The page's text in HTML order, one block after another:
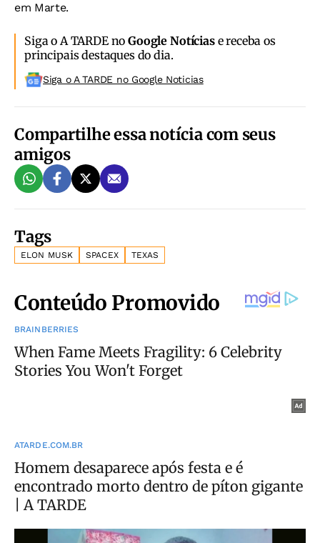
em Marte.
Siga o A TARDE noGoogle Notíciase receba os
principais destaques do dia.
Siga o A TARDE no Google Noticias
Compartilhe essa notícia com seus
amigos
Tags
ELON MUSK SPACEX TEXAS